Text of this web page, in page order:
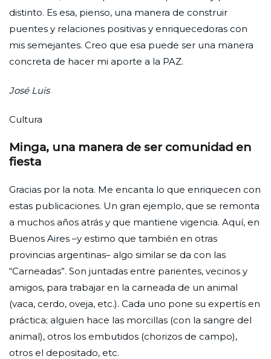
distinto. Es esa, pienso, una manera de construir
puentes y relaciones positivas y enriquecedoras con
mis semejantes. Creo que esa puede ser una manera
concreta de hacer mi aporte a la PAZ.
José Luis
Cultura
Minga, una manera de ser comunidad en
fiesta
Gracias por la nota. Me encanta lo que enriquecen con
estas publicaciones. Un gran ejemplo, que se remonta
a muchos años atrás y que mantiene vigencia. Aquí, en
Buenos Aires –y estimo que también en otras
provincias argentinas– algo similar se da con las
“Carneadas”. Son juntadas entre parientes, vecinos y
amigos, para trabajar en la carneada de un animal
(vaca, cerdo, oveja, etc.). Cada uno pone su expertís en
práctica; alguien hace las morcillas (con la sangre del
animal), otros los embutidos (chorizos de campo),
otros el depositado, etc.